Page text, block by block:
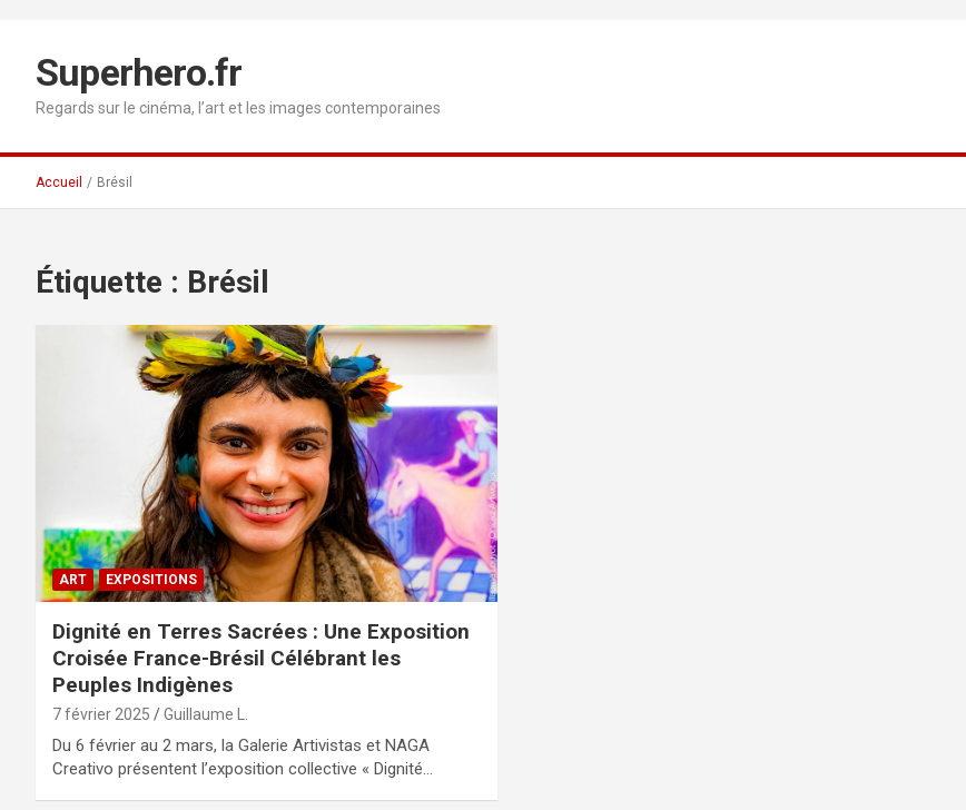
contenuSuperhero.fr
Regards sur le cinéma, l’art et les images contemporaines
Accueil Brésil
Étiquette : Brésil
ART EXPOSITIONS
Dignité en Terres Sacrées : Une Exposition
Croisée France-Brésil Célébrant les
Peuples Indigènes
7 février 2025 Guillaume L.
Du 6 février au 2 mars, la Galerie Artivistas et NAGA
Creativo présentent l’exposition collective « Dignité…